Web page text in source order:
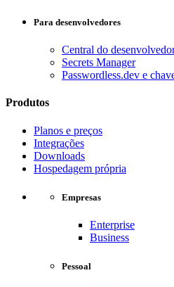
Para desenvolvedores
Central do
Secrets Manager
Passwordless.dev e
Produtos
Planos e preços
Integrações
Downloads
Hospedagem própria
Empresas
Enterprise
Business
Pessoal